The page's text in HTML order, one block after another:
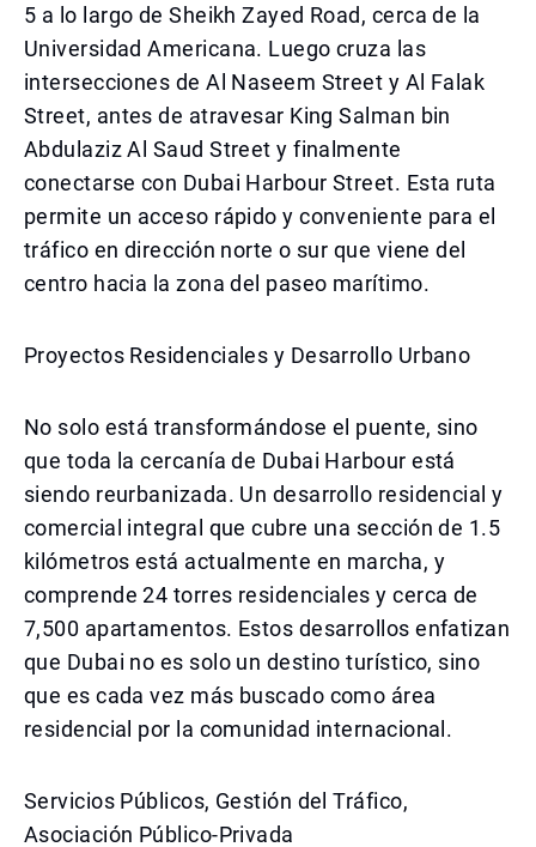
5 a lo largo de Sheikh Zayed Road, cerca de la
Universidad Americana. Luego cruza las
intersecciones de Al Naseem Street y Al Falak
Street, antes de atravesar King Salman bin
Abdulaziz Al Saud Street y finalmente
conectarse con Dubai Harbour Street. Esta ruta
permite un acceso rápido y conveniente para el
tráfico en dirección norte o sur que viene del
centro hacia la zona del paseo marítimo.
Proyectos Residenciales y Desarrollo Urbano
No solo está transformándose el puente, sino
que toda la cercanía de Dubai Harbour está
siendo reurbanizada. Un desarrollo residencial y
comercial integral que cubre una sección de 1.5
kilómetros está actualmente en marcha, y
comprende 24 torres residenciales y cerca de
7,500 apartamentos. Estos desarrollos enfatizan
que Dubai no es solo un destino turístico, sino
que es cada vez más buscado como área
residencial por la comunidad internacional.
Servicios Públicos, Gestión del Tráfico,
Asociación Público-Privada